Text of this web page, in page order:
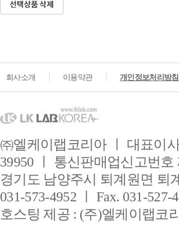
회사소개 이용약관 개인정보처리방침
㈜엘케이랩코리아 ㅣ 대표이
39950 ㅣ 통신판매업신고번
경기도 남양주시 퇴계원면 퇴
031-573-4952 ㅣ Fax. 031-
호스팅 제공 : (주)엘케이랩코